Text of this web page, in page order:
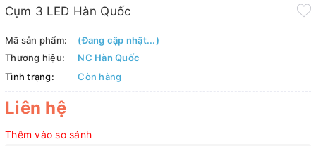
Cụm 3 LED Hàn Quốc
Mã sản phẩm:
(Đang cập nhật...)
Thương hiệu:
NC Hàn Quốc
Tình trạng:
Còn hàng
Liên hệ
Thêm vào so sánh